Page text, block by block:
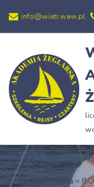
Przejdź
treści
info@wiatr.waw.pl
Strona główna »